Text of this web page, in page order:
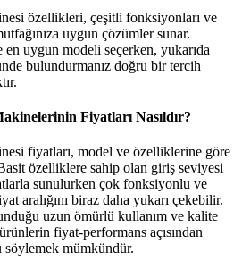
özellikleri, çeşitli fonksiyonları ve
uygun çözümler sunar.
en uygun modeli seçerken, yukarıda
bulundurmanız doğru bir tercih
Fiyatları Nasıldır?
fiyatları, model ve özelliklerine göre
özelliklere sahip olan giriş seviyesi
sunulurken çok fonksiyonlu ve
aralığını biraz daha yukarı çekebilir.
uzun ömürlü kullanım ve kalite
fiyat-performans açısından
söylemek mümkündür.